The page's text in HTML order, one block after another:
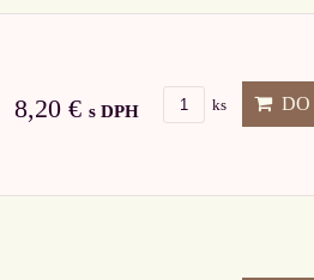
8,20 € s DPH ks DO